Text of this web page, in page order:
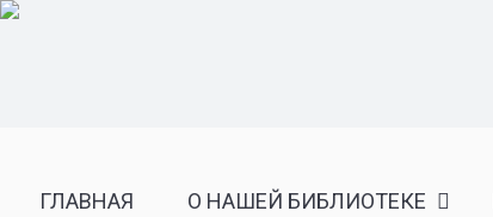
ГЛАВНАЯ О НАШЕЙ БИБЛИОТЕКЕ